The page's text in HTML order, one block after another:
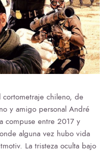
cortometraje chileno, de
y amigo personal André
compuse entre 2017 y
alguna vez hubo vida
La tristeza oculta bajo